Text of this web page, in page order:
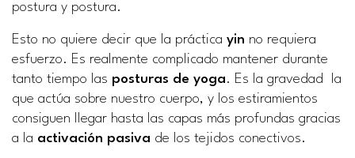
postura y postura.
Esto no quiere decir que la práctica yin no requiera
esfuerzo. Es realmente complicado mantener durante
tanto tiempo las posturas de yoga. Es la gravedad la
que actúa sobre nuestro cuerpo, y los estiramientos
consiguen llegar hasta las capas más profundas gracias
a la activación pasiva de los tejidos conectivos.